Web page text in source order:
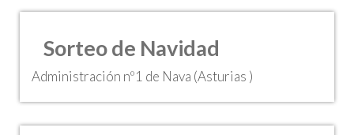
Sorteo de Navidad
Administración nº1 de Nava (Asturias )